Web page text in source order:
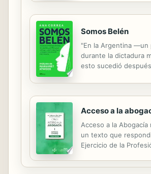
Somos Belén
"En la Argentina —un
durante la dictadura
esto sucedió
Acceso a la
Acceso a la
un texto que
Ejercicio de la